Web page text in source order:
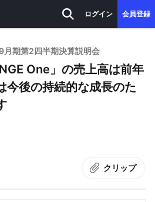
ログイン 会員登録
月期第2四半期決算説明会
One」の売上高は前年
後の持続的な成長のた
クリップ